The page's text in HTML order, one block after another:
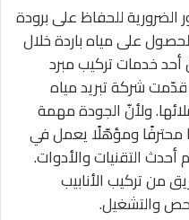
الضرورية للحفاظ على برودة
على مياه باردة خلال
خدمات تركيب مبرد
شركة تبريد مياه
ولأنّ الجودة مهمة
محترفًا ومؤهّلًا يعمل في
أحدث التقنيات والأدوات.
من تركيب الأنابيب
والتشغيل.